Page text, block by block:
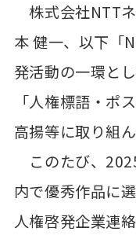
株式会社NTT
本 健一、以下「
発活動の一環と
「人権標語・ポ
高揚等に取り組ん
このたび、
内で優秀作品に
人権啓発企業連